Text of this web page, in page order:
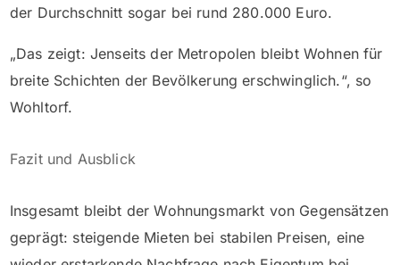
der Durchschnitt sogar bei rund 280.000 Euro.
„Das zeigt: Jenseits der Metropolen bleibt Wohnen für
breite Schichten der Bevölkerung erschwinglich.“, so
Wohltorf.
Fazit und Ausblick
Insgesamt bleibt der Wohnungsmarkt von Gegensätzen
geprägt: steigende Mieten bei stabilen Preisen, eine